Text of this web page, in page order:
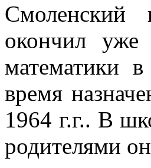
Смоленский
окончил уже
математики
время
1964 г.г.. В
родителями